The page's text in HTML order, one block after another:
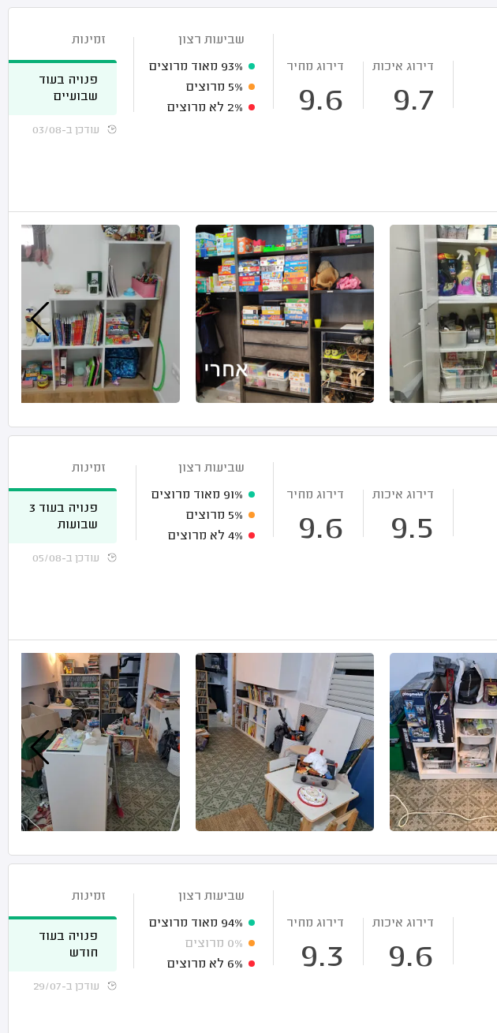
דירוג איכות
9.7
דירוג מחיר
9.6
שביעות רצון
93% מאוד מרוצים
5% מרוצים
2% לא מרוצים
זמינות
פנויה בעוד
שבועיים
עודכן ב-03/08
דירוג איכות
9.5
דירוג מחיר
9.6
שביעות רצון
91% מאוד מרוצים
5% מרוצים
4% לא מרוצים
זמינות
פנויה בעוד 3
שבועות
עודכן ב-05/08
דירוג איכות
9.6
דירוג מחיר
9.3
שביעות רצון
94% מאוד מרוצים
0% מרוצים
6% לא מרוצים
זמינות
פנויה בעוד
חודש
עודכן ב-29/07